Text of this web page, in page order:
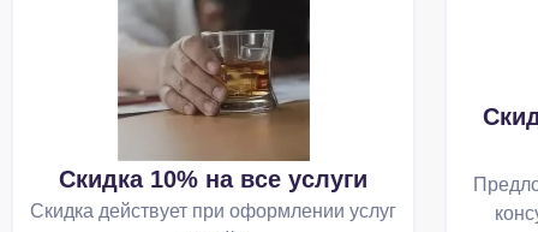
Скидка 10% на все услуги
Скидка действует при оформлении услуг